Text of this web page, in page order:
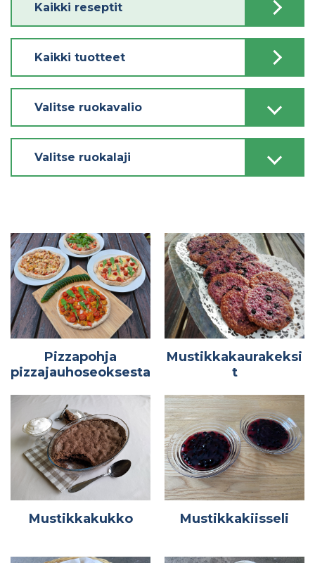
Kaikki reseptit
Kaikki tuotteet
Valitse ruokavalio
Valitse ruokalaji
Pizzapohja
pizzajauhoseoksesta
Mustikkakaurakeksi
t
Mustikkakukko Mustikkakiisseli